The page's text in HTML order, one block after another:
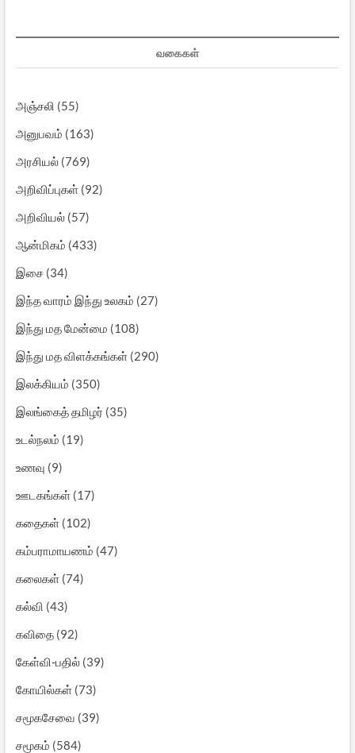
வகைகள்
அஞ்சலி (55)
அனுபவம் (163)
அரசியல்(769)
அறிவிப்புகள்(92)
அறிவியல்(57)
ஆன்மிகம் (433)
இசை(34)
இந்த வாரம் இந்து உலகம் (27)
இந்து மத மேன்மை (108)
இந்து மத விளக்கங்கள்(290)
இலக்கியம் (350)
இலங்கைத் தமிழர் (35)
உடல்நலம் (19)
உணவு (9)
ஊடகங்கள்(17)
கதைகள்(102)
கம்பராமாயணம் (47)
கலைகள்(74)
கல்வி (43)
கவிதை(92)
கேள்வி-பதில்(39)
கோயில்கள்(73)
சமூகசேவை (39)
சமூகம் (584)